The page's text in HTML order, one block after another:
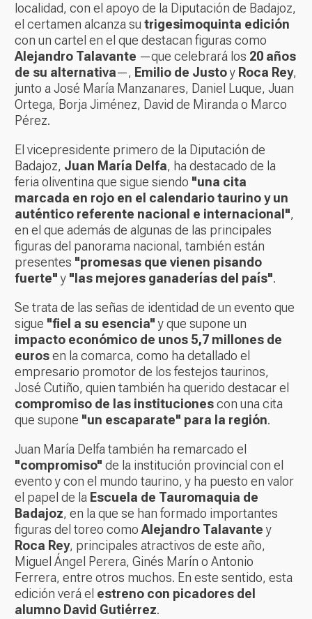
localidad, con el apoyo de la Diputación de Badajoz,
el certamen alcanza su trigesimoquinta edición
con un cartel en el que destacan figuras como
Alejandro Talavante —que celebrará los 20 años
de su alternativa—, Emilio de Justoy Roca Rey,
junto a José María Manzanares, Daniel Luque, Juan
Ortega, Borja Jiménez, David de Miranda o Marco
Pérez.
El vicepresidente primero de la Diputación de
Badajoz, Juan María Delfa, ha destacado de la
feria oliventina que sigue siendo "una cita
marcada en rojo en el calendario taurino y un
auténtico referente nacional e internacional",
en el que además de algunas de las principales
figuras del panorama nacional, también están
presentes "promesas que vienen pisando
fuerte"y "las mejores ganaderías del país".
Se trata de las señas de identidad de un evento que
sigue "fiel a su esencia"y que supone un
impacto económico de unos 5,7 millones de
eurosen la comarca, como ha detallado el
empresario promotor de los festejos taurinos,
José Cutiño, quien también ha querido destacar el
compromiso de las institucionescon una cita
que supone "un escaparate" para la región.
Juan María Delfa también ha remarcado el
"compromiso" de la institución provincial con el
evento y con el mundo taurino, y ha puesto en valor
el papel de la Escuela de Tauromaquia de
Badajoz, en la que se han formado importantes
figuras del toreo como Alejandro Talavantey
Roca Rey, principales atractivos de este año,
Miguel Ángel Perera, Ginés Marín o Antonio
Ferrera, entre otros muchos. En este sentido, esta
edición verá el estreno con picadores del
alumno David Gutiérrez.